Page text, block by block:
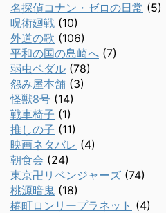
名探偵コナン・ゼロの日常 (5)
呪術廻戦 (10)
外道の歌 (106)
平和の国の島崎へ (7)
弱虫ペダル (78)
怨み屋本舗 (3)
怪獣8号 (14)
戦車椅子 (1)
推しの子 (11)
映画ネタバレ (4)
朝食会 (24)
東京卍リベンジャーズ (74)
桃源暗鬼 (18)
椿町ロンリープラネット (4)